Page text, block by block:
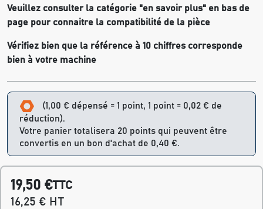
Veuillez consulter la catégorie "en savoir plus" en bas de
page pour connaitre la compatibilité de la pièce
Vérifiez bien que la référence à 10 chiffres corresponde
bien à votre machine
(1,00 € dépensé = 1 point, 1 point = 0,02 € de
réduction).
Votre panier totalisera 20 points qui peuvent être
convertis en un bon d'achat de 0,40 €.
19,50 €TTC
16,25 € HT